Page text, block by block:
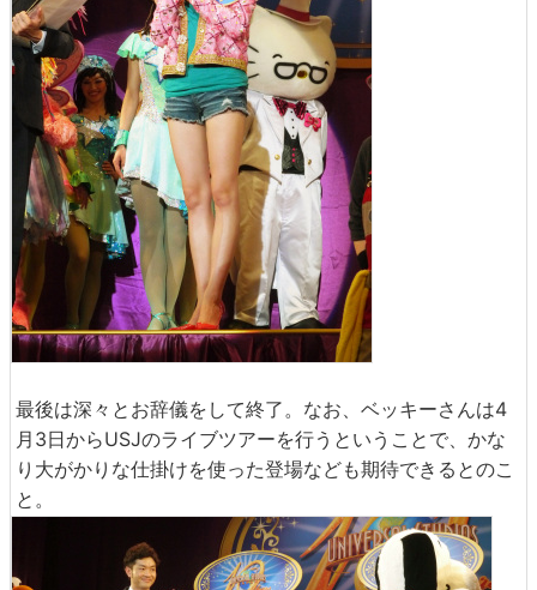
最後は深々とお辞儀をして終了。なお、ベッキーさんは4
月3日からUSJのライブツアーを行うということで、かな
り大がかりな仕掛けを使った登場なども期待できるとのこ
と。